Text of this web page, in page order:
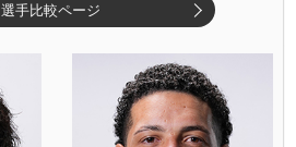
選手比較ページ